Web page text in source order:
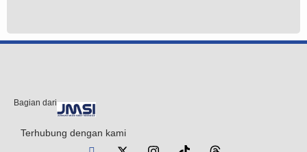
Bagian dari
Terhubung dengan kami